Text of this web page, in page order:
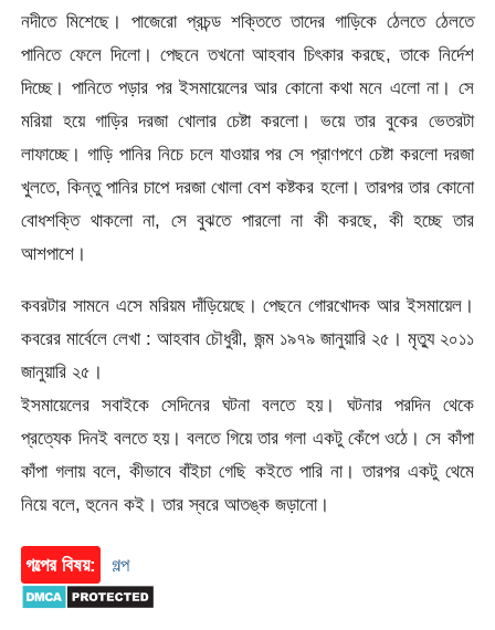
নদীতে মিশেছে। পাজেরো প্রচন্ড শক্তিতে তাদের গাড়িকে ঠেলতে ঠেলতে
পানিতে ফেলে দিলো। পেছনে তখনো আহবাব চিৎকার করছে, তাকে নির্দেশ
দিচ্ছে। পানিতে পড়ার পর ইসমায়েলের আর কোনো কথা মনে এলো না। সে
মরিয়া হয়ে গাড়ির দরজা খোলার চেষ্টা করলো। ভয়ে তার বুকের ভেতরটা
লাফাচ্ছে। গাড়ি পানির নিচে চলে যাওয়ার পর সে প্রাণপণে চেষ্টা করলো দরজা
খুলতে, কিন্তু পানির চাপে দরজা খোলা বেশ কষ্টকর হলো। তারপর তার কোনো
বোধশক্তি থাকলো না, সে বুঝতে পারলো না কী করছে, কী হচ্ছে তার
আশপাশে।
কবরটার সামনে এসে মরিয়ম দাঁড়িয়েছে। পেছনে গোরখোদক আর ইসমায়েল।
কবরের মার্বেলে লেখা : আহবাব চৌধুরী, জন্ম ১৯৭৯ জানুয়ারি ২৫। মৃত্যু ২০১১
জানুয়ারি ২৫।
ইসমায়েলের সবাইকে সেদিনের ঘটনা বলতে হয়। ঘটনার পরদিন থেকে
প্রত্যেক দিনই বলতে হয়। বলতে গিয়ে তার গলা একটু কেঁপে ওঠে। সে কাঁপা
কাঁপা গলায় বলে, কীভাবে বাঁইচা গেছি কইতে পারি না। তারপর একটু থেমে
নিয়ে বলে, হুনেন কই। তার স্বরে আতঙ্ক জড়ানো।
গল্পের বিষয়: গল্প